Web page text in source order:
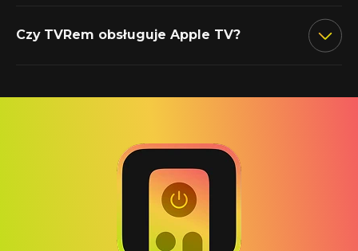
Czy TVRem obsługuje Apple TV?